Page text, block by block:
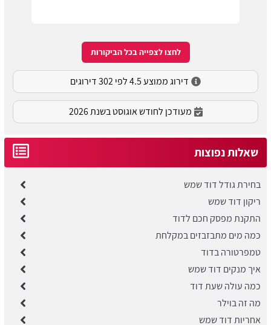
לחצו לצפייה בכל הביקורות
דירוג ממוצע 4.5 לפי 302 דירוגים
מעודכן לחודש אוגוסט בשנת 2026
שאלות נפוצות
בחירת גודל דוד שמש
ריקון דוד שמש
התקנת מפסק חכם לדוד
כמה מים מתבזבזים במקלחת
טמפרטורה בדוד
איך מנקים דוד שמש
כמה עולה שעת דוד
מה זה בוילר
אחריות דוד שמש